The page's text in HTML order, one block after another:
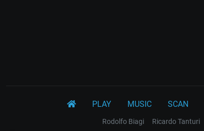
PLAY MUSIC SCAN
Rodolfo Biagi Ricardo Tanturi